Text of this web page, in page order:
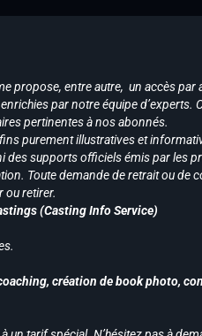
propose, entre autre, un accès par
par notre équipe d’experts.
pertinentes à nos abonnés.
purement illustratives et
des supports officiels émis par les
Toute demande de retrait ou de
ou retirer.
(Casting Info Service)
création de book photo,